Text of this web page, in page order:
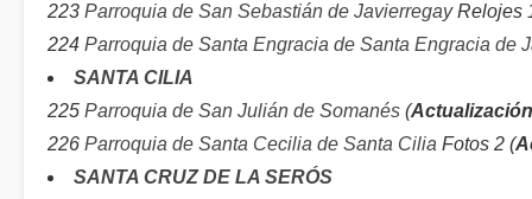
223 Parroquia de San Sebastián de JavierregayRelojes
224 Parroquia de Santa Engracia de Santa Engracia de
SANTA CILIA
225 Parroquia de San Julián de Somanés (
226 Parroquia de Santa Cecilia de Santa Cilia Fotos 2 (
SANTA CRUZ DE LA SERÓS